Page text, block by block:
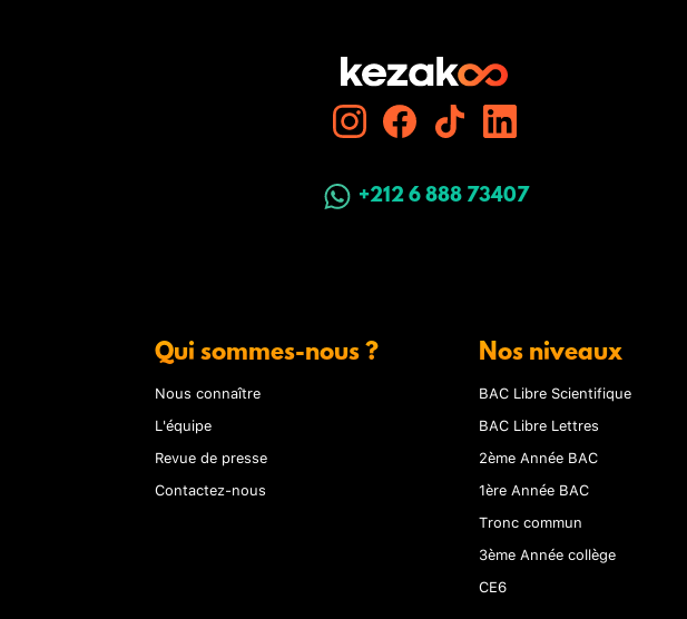
+212 6 888 73407
Qui sommes-nous ?
Nous connaître
L'équipe
Revue de presse
Contactez-nous
Nos niveaux
BAC Libre Scientifique
BAC Libre Lettres
2ème Année BAC
1ère Année BAC
Tronc commun
3ème Année collège
CE6